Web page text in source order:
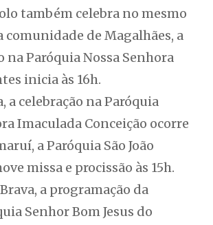
também celebra no mesmo
comunidade de Magalhães, a
na Paróquia Nossa Senhora
inicia às 16h.
a celebração na Paróquia
Imaculada Conceição ocorre
a Paróquia São João
missa e procissão às 15h.
a programação da
Senhor Bom Jesus do